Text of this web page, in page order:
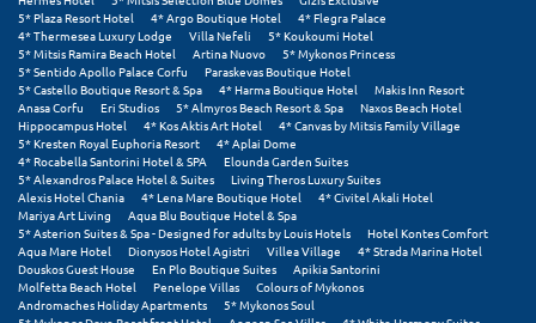
Σίκινος
Σίφνος
Σκαφιδιά Ηλείας
Σκιάθος
Σκόπελος
Σκύρος
Σούνιο
5* Plaza Resort Hotel
4* Argo Boutique Hotel
4* Flegra Palace
4* Thermesea Luxury Lodge
Villa Nefeli
5* Koukoumi Hotel
5* Mitsis Ramira Beach Hotel
Artina Nuovo
5* Mykonos Princess
5* Sentido Apollo Palace Corfu
Paraskevas Boutique Hotel
5* Castello Boutique Resort & Spa
4* Harma Boutique Hotel
Makis Inn Resort
Anasa Corfu
Eri Studios 5* Almyros Beach Resort & Spa
Naxos Beach Hotel
Hippocampus Hotel
4* Kos Aktis Art Hotel
4* Canvas by Mitsis Family Village
5* Kresten Royal Euphoria Resort
4* Aplai Dome
4* Rocabella Santorini Hotel & SPA
Elounda Garden Suites
5* Alexandros Palace Hotel & Suites
Living Theros Luxury Suites
Alexis Hotel Chania
4* Lena Mare Boutique Hotel
4* Civitel Akali Hotel
Mariya Art Living
Aqua Blu Boutique Hotel & Spa
5* Asterion Suites & Spa - Designed for adults by Louis Hotels
Hotel Kontes Comfort
Aqua Mare Hotel
Dionysos Hotel Agistri Villea Village
4* Strada Marina Hotel
Douskos Guest House
En Plo Boutique Suites
Apikia Santorini
Molfetta Beach Hotel
Penelope Villas
Colours of Mykonos
Andromaches Holiday Apartments
5* Mykonos Soul